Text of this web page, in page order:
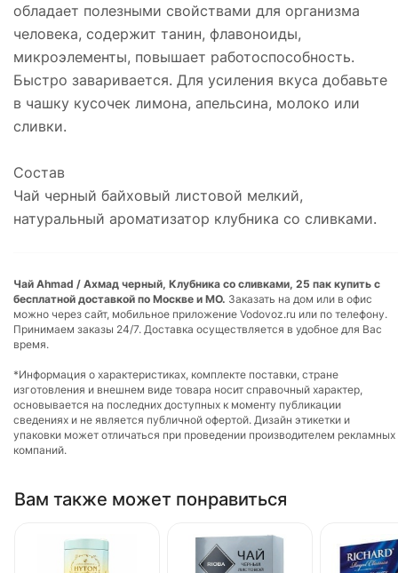
обладает полезными свойствами для организма
человека, содержит танин, флавоноиды,
микроэлементы, повышает работоспособность.
Быстро заваривается. Для усиления вкуса добавьте
в чашку кусочек лимона, апельсина, молоко или
сливки.
Состав
Чай черный байховый листовой мелкий,
натуральный ароматизатор клубника со сливками.
Чай Ahmad / Ахмад черный, Клубника со сливками, 25 пак купить с
бесплатной доставкой по Москве и МО. Заказать на дом или в офис
можно через сайт, мобильное приложение Vodovoz.ru или по телефону.
Принимаем заказы 24/7. Доставка осуществляется в удобное для Вас
время.
*Информация о характеристиках, комплекте поставки, стране
изготовления и внешнем виде товара носит справочный характер,
основывается на последних доступных к моменту публикации
сведениях и не является публичной офертой. Дизайн этикетки и
упаковки может отличаться при проведении производителем рекламных
компаний.
Вам также может понравиться